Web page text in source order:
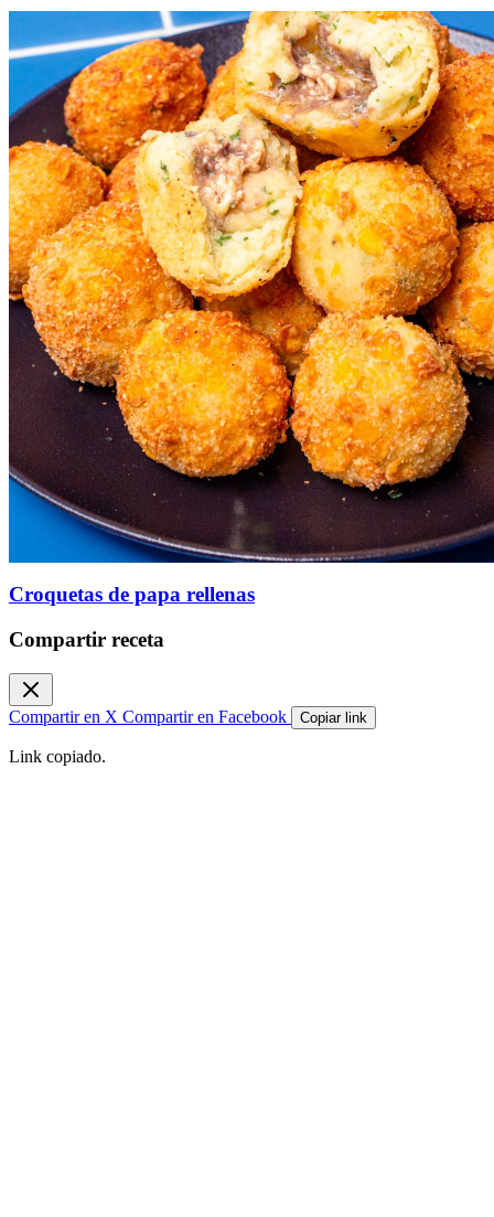
Croquetas de papa rellenas
Compartir receta
Compartir en X Compartir en Facebook Copiar link
Link copiado.